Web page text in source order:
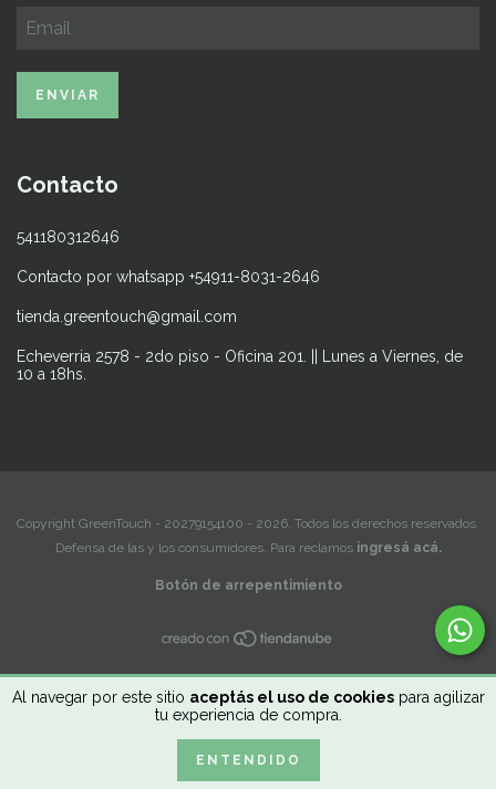
Al navegar por este sitio aceptás el uso de cookiespara agilizar
tu experiencia de compra.
ENTENDIDO
Contacto
541180312646
Contacto por whatsapp +54911-8031-2646
tienda.greentouch@gmail.com
Echeverria 2578 - 2do piso - Oficina 201. || Lunes a Viernes, de
10 a 18hs.
Copyright GreenTouch - 20279154100 - 2026. Todos los derechos reservados.
Defensa de las y los consumidores. Para reclamos ingresá acá.
Botón de arrepentimiento